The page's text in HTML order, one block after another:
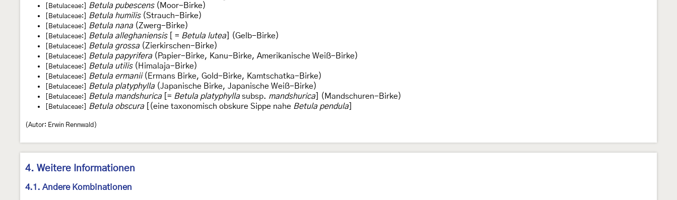
[Betulaceae:] Betula pubescens(Moor-Birke)
[Betulaceae:] Betula humilis(Strauch-Birke)
[Betulaceae:] Betula nana(Zwerg-Birke)
[Betulaceae:] Betula alleghaniensis[ = Betula lutea] (Gelb-Birke)
[Betulaceae:] Betula grossa(Zierkirschen-Birke)
[Betulaceae:] Betula papyrifera(Papier-Birke, Kanu-Birke, Amerikanische Weiß-Birke)
[Betulaceae:] Betula utilis(Himalaja-Birke)
[Betulaceae:] Betula ermanii(Ermans Birke, Gold-Birke, Kamtschatka-Birke)
[Betulaceae:] Betula platyphylla(Japanische Birke, Japanische Weiß-Birke)
[Betulaceae:] Betula mandshurica[= Betula platyphyllasubsp. mandshurica] (Mandschuren-Birke)
[Betulaceae:] Betula obscura[(eine taxonomisch obskure Sippe nahe Betula pendula]
(Autor: Erwin Rennwald)
4. Weitere Informationen
4.1. Andere Kombinationen